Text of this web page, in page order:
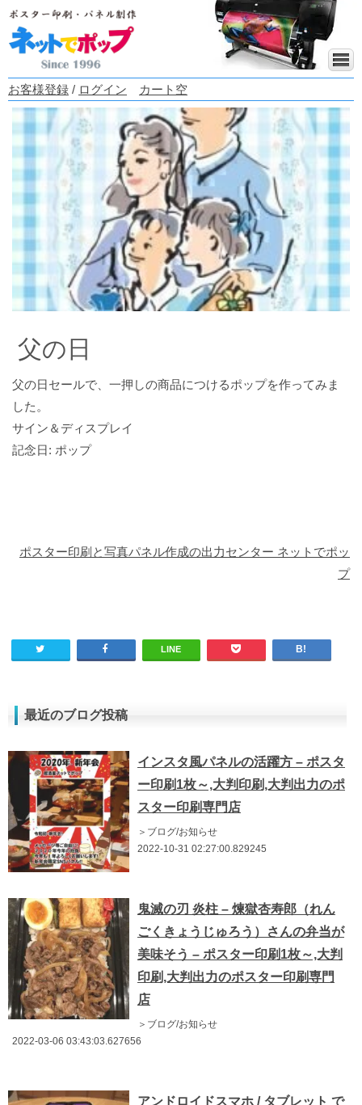
お客様登録 / ログイン カート空
父の日
父の日セールで、一押しの商品につけるポップを作ってみま
した。
サイン＆ディスプレイ
記念日: ポップ
ポスター印刷と写真パネル作成の出力センター ネットでポッ
プ
LINE
最近のブログ投稿
インスタ風パネルの活躍方 – ポスタ
ー印刷1枚～,大判印刷,大判出力のポ
スター印刷専門店
＞ブログ/お知らせ
2022-10-31 02:27:00.829245
鬼滅の刃 炎柱 – 煉獄杏寿郎（れん
ごくきょうじゅろう）さんの弁当が
美味そう – ポスター印刷1枚～,大判
印刷,大判出力のポスター印刷専門
店
＞ブログ/お知らせ
2022-03-06 03:43:03.627656
アンドロイドスマホ / タブレット で